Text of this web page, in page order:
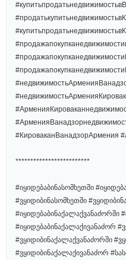
#КироваканВанадзорАрмения
*************************
#იყიდებაბინასომხეთში
#ვყიდიბინასომხეთში
#იყიდებაბინაქალაქვანაძორში
#იყიდებაბინაქალაქივანაძორ
#ვყიდიბინაქალაქვანაძორში
#ვყიდიბინაქალაქივანაძორ